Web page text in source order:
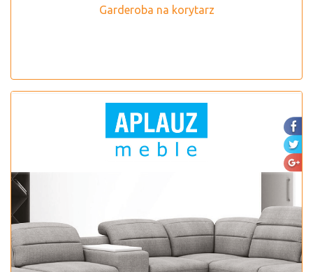
Garderoba na korytarz